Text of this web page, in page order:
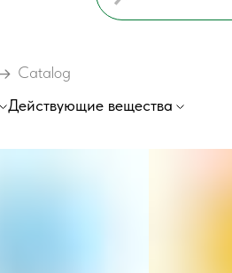
Catalog
Действующие вещества